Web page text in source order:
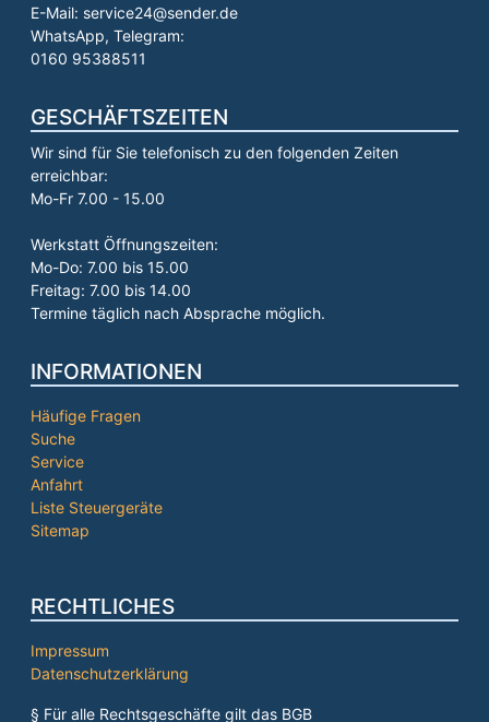
E-Mail: service24@sender.de
WhatsApp, Telegram:
0160 95388511
GESCHÄFTSZEITEN
Wir sind für Sie telefonisch zu den folgenden Zeiten
erreichbar:
Mo-Fr 7.00 - 15.00
Werkstatt Öffnungszeiten:
Mo-Do: 7.00 bis 15.00
Freitag: 7.00 bis 14.00
Termine täglich nach Absprache möglich.
INFORMATIONEN
Häufige Fragen
Suche
Service
Anfahrt
Liste Steuergeräte
Sitemap
RECHTLICHES
Impressum
Datenschutzerklärung
§ Für alle Rechtsgeschäfte gilt das BGB